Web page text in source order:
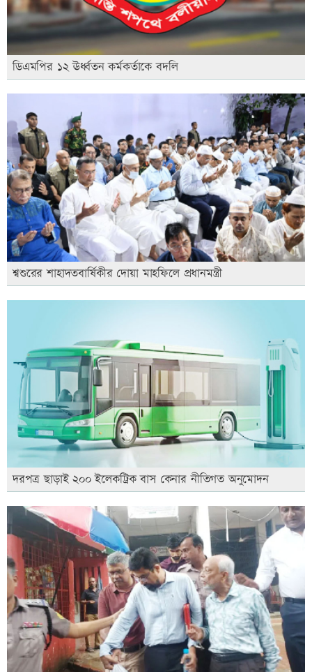
ডিএমপির ১২ ঊর্ধ্বতন কর্মকর্তাকে বদলি
শ্বশুরের শাহাদতবার্ষিকীর দোয়া মাহফিলে প্রধানমন্ত্রী
দরপত্র ছাড়াই ২০০ ইলেকট্রিক বাস কেনার নীতিগত অনুমোদন